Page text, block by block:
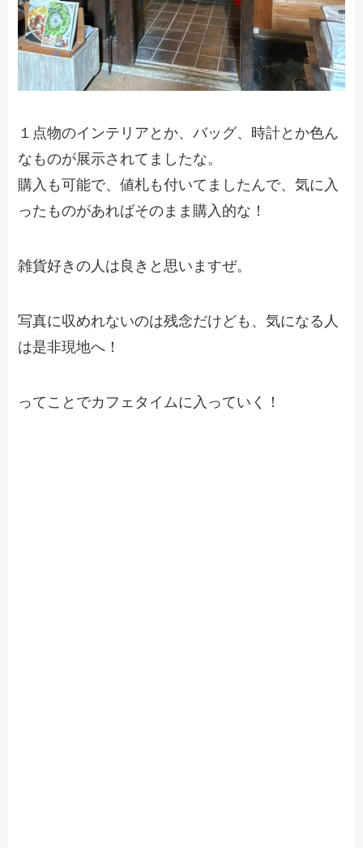
１点物のインテリアとか、バッグ、時計とか色ん
なものが展示されてましたな。
購入も可能で、値札も付いてましたんで、気に入
ったものがあればそのまま購入的な！
雑貨好きの人は良きと思いますぜ。
写真に収めれないのは残念だけども、気になる人
は是非現地へ！
ってことでカフェタイムに入っていく！